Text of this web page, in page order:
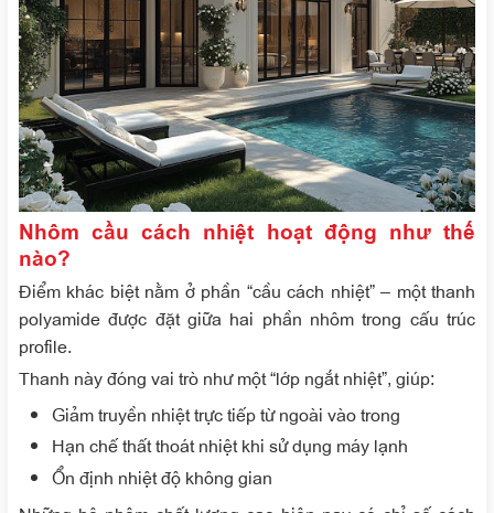
Nhôm cầu cách nhiệt hoạt động như thế
nào?
Điểm khác biệt nằm ở phần “cầu cách nhiệt” – một thanh
polyamide được đặt giữa hai phần nhôm trong cấu trúc
profile.
Thanh này đóng vai trò như một “lớp ngắt nhiệt”, giúp:
Giảm truyền nhiệt trực tiếp từ ngoài vào trong
Hạn chế thất thoát nhiệt khi sử dụng máy lạnh
Ổn định nhiệt độ không gian